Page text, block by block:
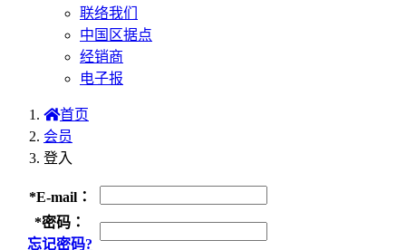
联络我们
中国区据点
经销商
电子报
首页
会员
登入
*E-mail：
*密码：
忘记密码?